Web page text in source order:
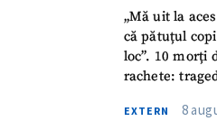
„Mă uit la
că pătuțul
loc”. 10 morți
rachete:
EXTERN 8